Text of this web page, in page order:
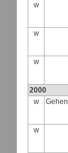
w
w
w
2000
w
Gehen
w